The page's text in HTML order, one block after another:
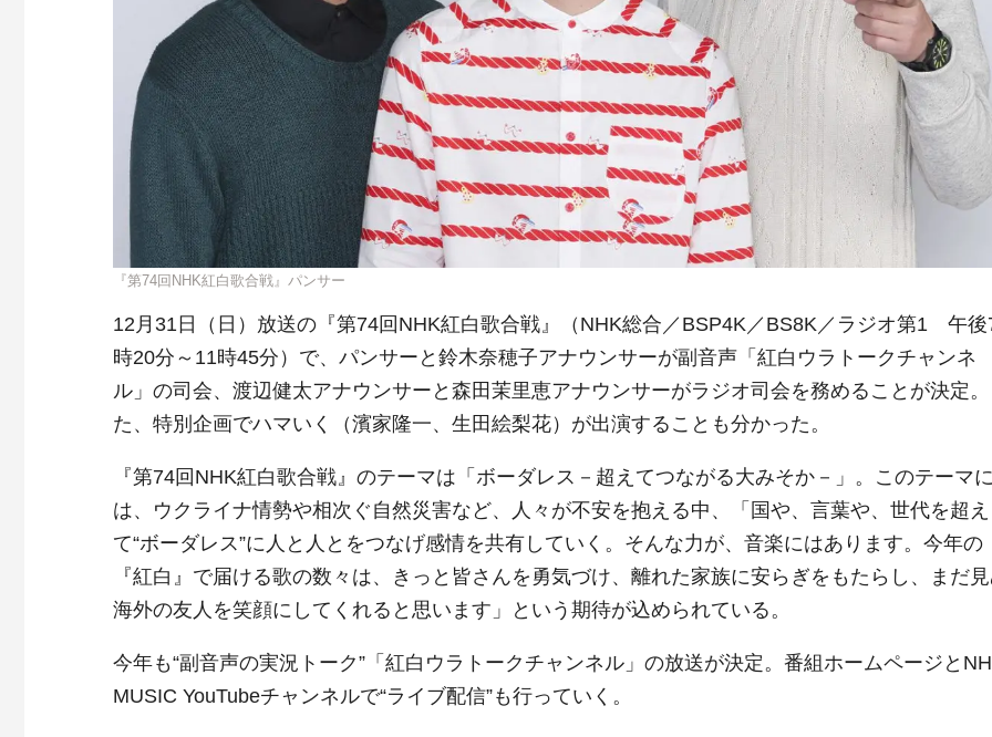
『第74回NHK紅白歌合戦』パンサー
12月31日（日）放送の『第74回NHK紅白歌合戦』（NHK総合／BSP4K／BS8K／ラジオ第1 午後
時20分～11時45分）で、パンサーと鈴木奈穂子アナウンサーが副音声「紅白ウラトークチャンネ
ル」の司会、渡辺健太アナウンサーと森田茉里恵アナウンサーがラジオ司会を務めることが決定
た、特別企画でハマいく（濱家隆一、生田絵梨花）が出演することも分かった。
『第74回NHK紅白歌合戦』のテーマは「ボーダレス－超えてつながる大みそか－」。このテーマ
は、ウクライナ情勢や相次ぐ自然災害など、人々が不安を抱える中、「国や、言葉や、世代を超え
て“ボーダレス”に人と人とをつなげ感情を共有していく。そんな力が、音楽にはあります。今年の
『紅白』で届ける歌の数々は、きっと皆さんを勇気づけ、離れた家族に安らぎをもたらし、まだ
海外の友人を笑顔にしてくれると思います」という期待が込められている。
今年も“副音声の実況トーク”「紅白ウラトークチャンネル」の放送が決定。番組ホームページと
MUSIC YouTubeチャンネルで“ライブ配信”も行っていく。